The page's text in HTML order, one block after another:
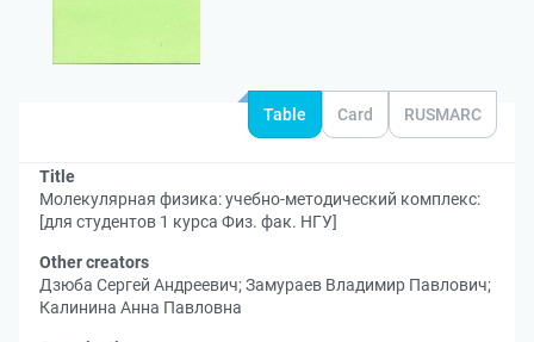
Table Card RUSMARC
Title
Молекулярная физика: учебно-методический комплекс:
[для студентов 1 курса Физ. фак. НГУ]
Other creators
Дзюба Сергей Андреевич;Замураев Владимир Павлович;
Калинина Анна Павловна